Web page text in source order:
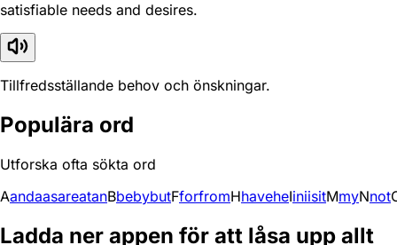
satisfiable needs and desires.
Tillfredsställande behov och önskningar.
Populära ord
Utforska ofta sökta ord
AandaasareatanBbebybutFforfromHhaveheIiniisitMmyNnot
Ladda ner appen för att låsa upp allt